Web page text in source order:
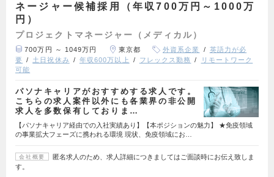
ネージャー候補採用（年収700万円～1000万
円）
プロジェクトマネージャー（メディカル）
700万円 ～ 1049万円 東京都 外資系企業
英語力が必
要
土日祝休み 年収600万以上 フレックス勤務
リモートワーク
可能
パソナキャリアがおすすめする求人です。
こちらの求人案件以外にも各業界の非公開
求人を多数保有しておりま…
【パソナキャリア経由での入社実績あり】【本ポジションの魅力】 ★免疫領域
の事業拡大フェーズに携われる環境 現状、免疫領域にお…
会社概要
匿名求人のため、求人詳細につきましてはご面談時にお伝え致しま
す。